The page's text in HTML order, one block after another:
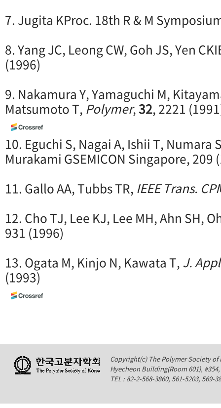
7. Jugita KProc. 18th R & M
8. Yang JC, Leong CW, Goh JS, Yen
(1996)
9. Nakamura Y, Yamaguchi M,
Matsumoto T, Polymer,32, 2221
10. Eguchi S, Nagai A, Ishii T, Numara
Murakami GSEMICON Singapore, 209
11. Gallo AA, Tubbs TR, IEEE Trans.
12. Cho TJ, Lee KJ, Lee MH, Ahn SH,
931 (1996)
13. Ogata M, Kinjo N, Kawata T,J.
(1993)
Copyright(c) The Polymer Society of
Hyecheon Building(Room 601),
TEL : 82-2-568-3860, 561-5203,